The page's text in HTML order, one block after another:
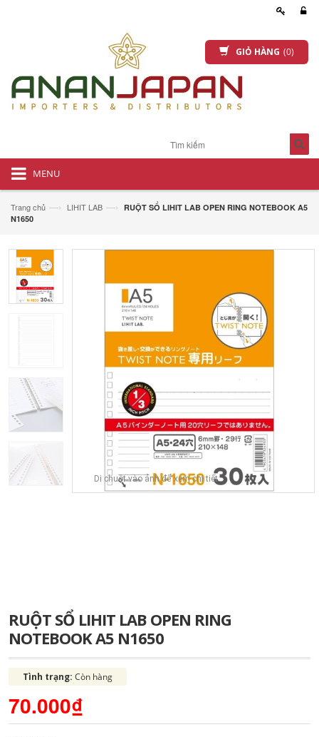
GIỎ HÀNG (0)
MENU
Trang chủ —› LIHIT LAB —› RUỘT SỔ LIHIT LAB OPEN RING NOTEBOOK A5
N1650
Di chuột vào ảnh để xem chi tiết
RUỘT SỔ LIHIT LAB OPEN RING
NOTEBOOK A5 N1650
Tình trạng: Còn hàng
70.000₫